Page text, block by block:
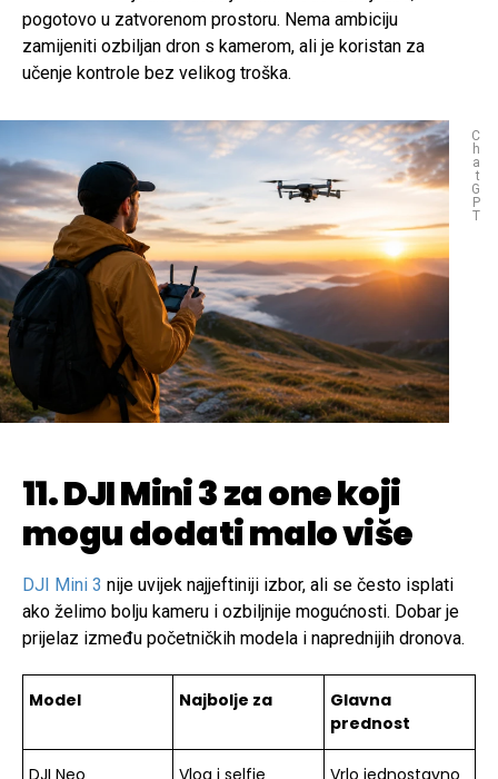
pogotovo u zatvorenom prostoru. Nema ambiciju
zamijeniti ozbiljan dron s kamerom, ali je koristan za
učenje kontrole bez velikog troška.
C
h
a
t
G
P
T
11. DJI Mini 3 za one koji
mogu dodati malo više
DJI Mini 3 nije uvijek najjeftiniji izbor, ali se često isplati
ako želimo bolju kameru i ozbiljnije mogućnosti. Dobar je
prijelaz između početničkih modela i naprednijih dronova.
Model Najbolje za
Glavna
prednost